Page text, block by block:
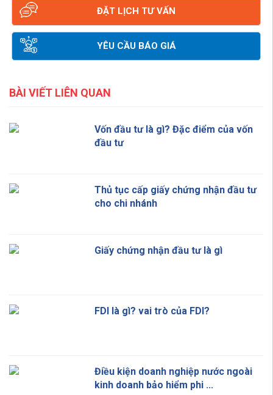
ĐẶT LỊCH TƯ VẤN
YÊU CẦU BÁO GIÁ
BÀI VIẾT LIÊN QUAN
Vốn đầu tư là gì? Đặc điểm của vốn
đầu tư
Thủ tục cấp giấy chứng nhận đầu tư
cho chi nhánh
Giấy chứng nhận đầu tư là gì
FDI là gì? vai trò của FDI?
Điều kiện doanh nghiệp nước ngoài
kinh doanh bảo hiểm phi ...